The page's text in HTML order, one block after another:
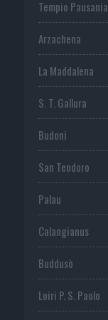
Tempio Pausania
Arzachena
La Maddalena
S. T. Gallura
Budoni
San Teodoro
Palau
Calangianus
Buddusò
Loiri P. S. Paolo